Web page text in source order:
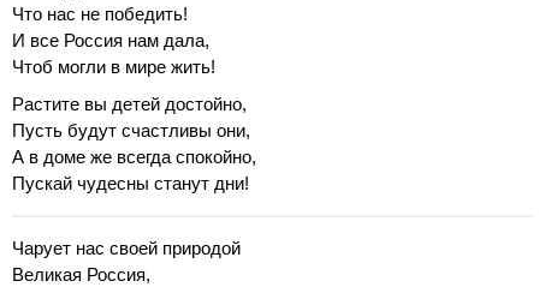
Что нас не победить!
И все Россия нам дала,
Чтоб могли в мире жить!
Растите вы детей достойно,
Пусть будут счастливы они,
А в доме же всегда спокойно,
Пускай чудесны станут дни!
Чарует нас своей природой
Великая Россия,